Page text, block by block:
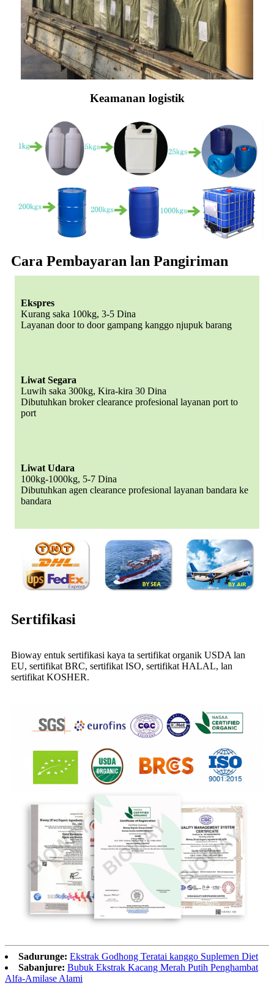
Keamanan logistik
Cara Pembayaran lan Pangiriman
Ekspres
Kurang saka 100kg, 3-5 Dina
Layanan door to door gampang kanggo njupuk barang
Liwat Segara
Luwih saka 300kg, Kira-kira 30 Dina
Dibutuhkan broker clearance profesional layanan port to
port
Liwat Udara
100kg-1000kg, 5-7 Dina
Dibutuhkan agen clearance profesional layanan bandara ke
bandara
Sertifikasi
Bioway entuk sertifikasi kaya ta sertifikat organik USDA lan
EU, sertifikat BRC, sertifikat ISO, sertifikat HALAL, lan
sertifikat KOSHER.
Sadurunge: Ekstrak Godhong Teratai kanggo Suplemen Diet
Sabanjure: Bubuk Ekstrak Kacang Merah Putih Penghambat
Alfa-Amilase Alami